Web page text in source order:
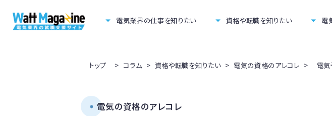
電気業界の仕事を知りたい 資格や転職を知りたい 電
トップ > コラム > 資格や転職を知りたい > 電気の資格のアレコレ > 電
電気の資格のアレコレ